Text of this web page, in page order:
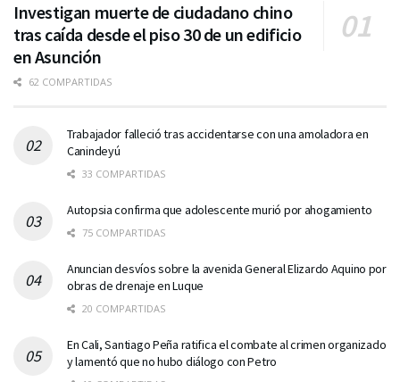
Investigan muerte de ciudadano chino
tras caída desde el piso 30 de un edificio
en Asunción
62 COMPARTIDAS
Trabajador falleció tras accidentarse con una amoladora en
Canindeyú
33 COMPARTIDAS
Autopsia confirma que adolescente murió por ahogamiento
75 COMPARTIDAS
Anuncian desvíos sobre la avenida General Elizardo Aquino por
obras de drenaje en Luque
20 COMPARTIDAS
En Cali, Santiago Peña ratifica el combate al crimen organizado
y lamentó que no hubo diálogo con Petro